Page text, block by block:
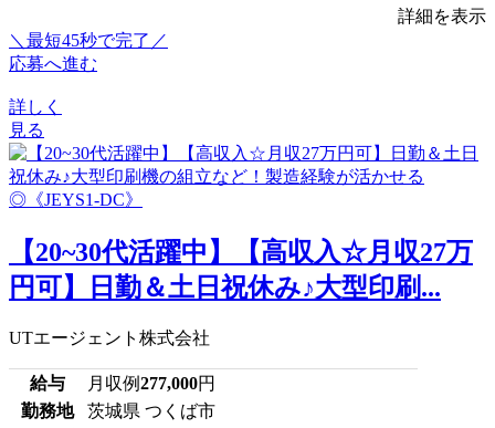
詳細を表示
＼最短45秒で完了／
応募へ進む
詳しく
見る
【20~30代活躍中】【高収入☆月収27万
円可】日勤＆土日祝休み♪大型印刷...
UTエージェント株式会社
給与 月収例277,000円
勤務地
茨城県 つくば市